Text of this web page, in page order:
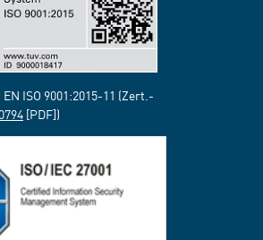
ISO 9001:2015-11 (Zert.-
[PDF])